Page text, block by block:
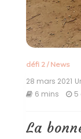
défi 2/ News
28 mars 2021
6 mins 5
La